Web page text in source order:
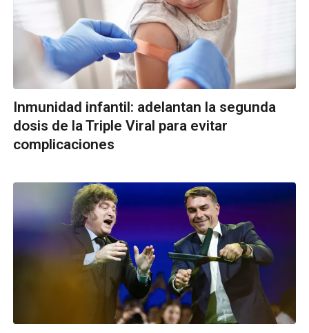
Inmunidad infantil: adelantan la segunda
dosis de la Triple Viral para evitar
complicaciones